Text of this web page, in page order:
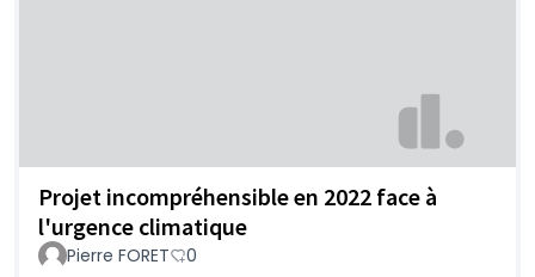
Projet incompréhensible en 2022 face à
l'urgence climatique
Pierre FORET 0